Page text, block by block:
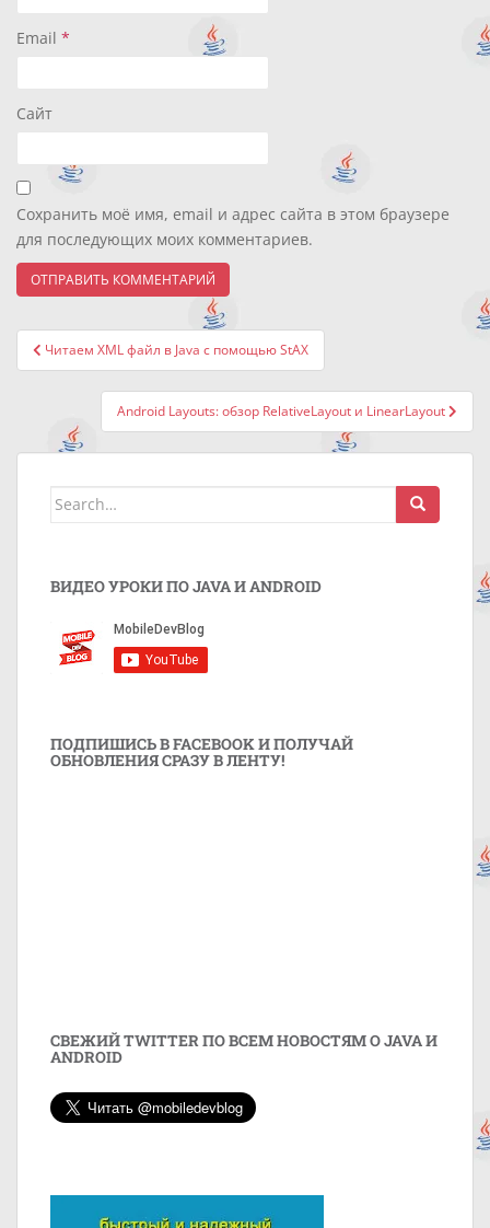
Email *
Сайт
Сохранить моё имя, email и адрес сайта в этом браузере
для последующих моих комментариев.
Навигация
по
записям
Читаем XML файл в Java с помощью StAX
Android Layouts: обзор RelativeLayout и LinearLayout
Search
ВИДЕО УРОКИ ПО JAVA И ANDROID
ПОДПИШИСЬ В FACEBOOK И ПОЛУЧАЙ
ОБНОВЛЕНИЯ СРАЗУ В ЛЕНТУ!
СВЕЖИЙ TWITTER ПО ВСЕМ НОВОСТЯМ О JAVA И
ANDROID